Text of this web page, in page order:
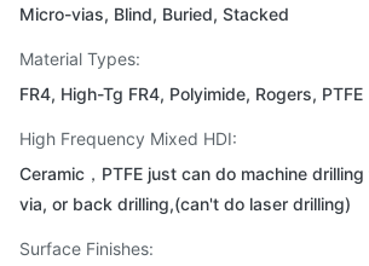
Micro-vias, Blind, Buried, Stacked
Material Types:
FR4, High-Tg FR4, Polyimide, Rogers, PTFE
High Frequency Mixed HDI:
Ceramic，PTFE just can do machine
via, or back drilling,(can't do laser drilling)
Surface Finishes: